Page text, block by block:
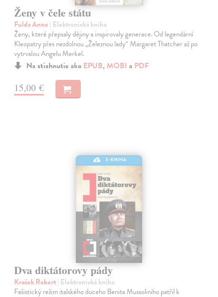
Ženy v čele státu
Fulda Anne | Elektronická kniha
Ženy, které přepsaly dějiny a inspirovaly generace. Od legendární
Kleopatry přes nezdolnou „Železnou lady“ Margaret Thatcher až po
vytrvalou Angelu Merkel.
Na stiahnutie ako EPUB, MOBI a PDF
15,00 €
E-KNIHA
Dva diktátorovy pády
Kvaček Robert| Elektronická kniha
Fašistický režim italského duceho Benita Mussoliniho patřil k